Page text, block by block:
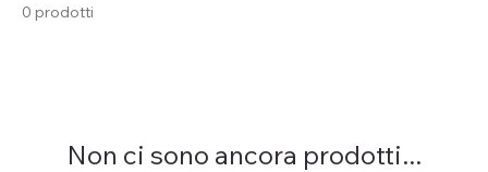
0 prodotti
Non ci sono ancora prodotti...